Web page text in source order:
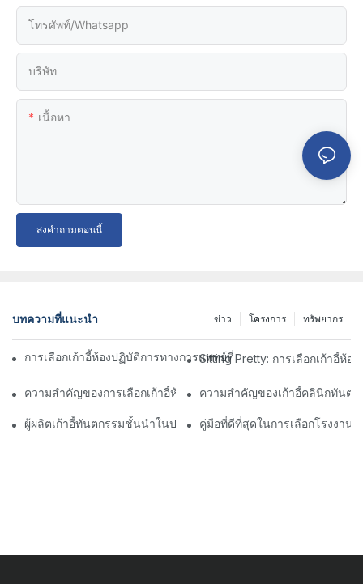
โทรศัพท์/whatsapp
บริษัท
เนื้อหา
ส่งคำถามตอนนี้
บทความที่แนะนำ ทรัพยากร
โครงการ
ข่าว
การเลือกเก้าอี้ห้องปฏิบัติการทางการแพทย์ที่ดีที่สุดเพื่อความสะดวกส
Sitting Pretty: การเลือกเก้าอี้ห้
ความสำคัญของการเลือกเก้าอี้ห้องปฏิบัติการทางการแพทย์ที่เหมาะ
ความสำคัญของเก้าอี้คลินิกทันต
ผู้ผลิตเก้าอี้ทันตกรรมชั้นนำในประเทศจีน: นวัตกรรมและคุณภาพ
คู่มือที่ดีที่สุดในการเลือกโรงงาน